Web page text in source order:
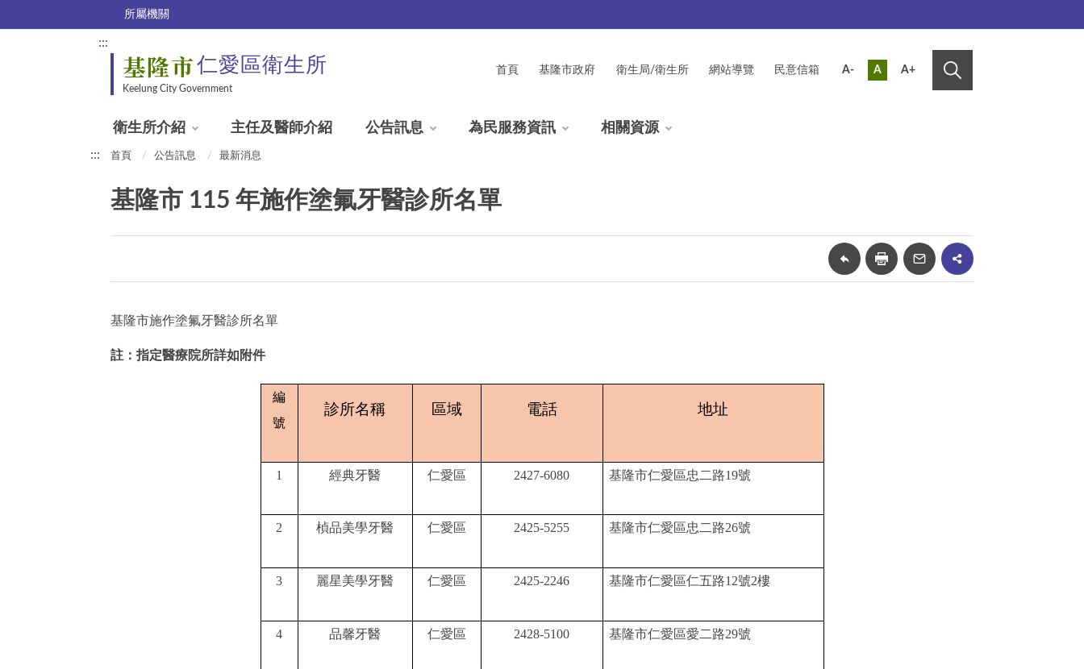
所屬機關
:::
基隆市仁愛區衛生所
Keelung City Government
首頁 基隆市政府 衛生局/衛生所 網站導覽 民意信箱 A- A A+
衛生所介紹 主任及醫師介紹 公告訊息 為民服務資訊 相關資源
::: 首頁 公告訊息 最新消息
基隆市 115 年施作塗氟牙醫診所名單
基隆市施作塗氟牙醫診所名單
註：指定醫療院所詳如附件
編
號
診所名稱 區域 電話 地址
1 經典牙醫 仁愛區 2427-6080 基隆市仁愛區忠二路19號
2 楨品美學牙醫 仁愛區 2425-5255 基隆市仁愛區忠二路26號
3 麗星美學牙醫 仁愛區 2425-2246 基隆市仁愛區仁五路12號2樓
4 品馨牙醫 仁愛區 2428-5100 基隆市仁愛區愛二路29號